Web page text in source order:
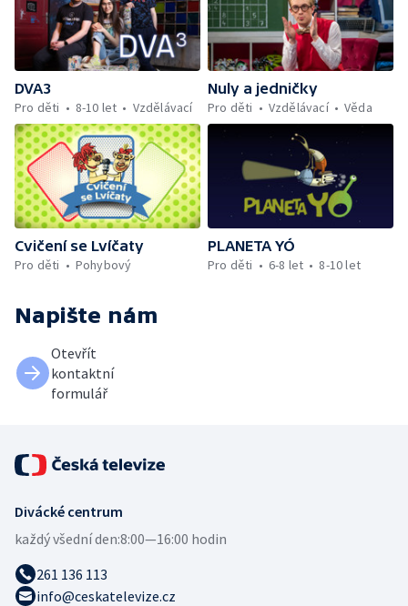
DVA3
Pro děti
8-10 let Vzdělávací
Nuly a jedničky
Pro děti
Vzdělávací Věda
Cvičení se Lvíčaty
Pro děti
Pohybový
PLANETA YÓ
Pro děti
6-8 let 8-10 let
Napište nám
Otevřít
kontaktní
formulář
Divácké centrum
každý všední den:8:00—16:00 hodin
261 136 113
info@ceskatelevize.cz